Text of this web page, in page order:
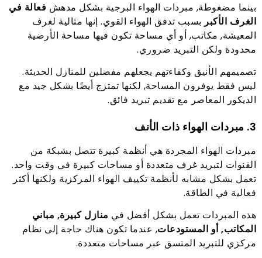
بينما مضغوطة, مبردات الهواء البرجية بشكل مدهش فعالة في
الغرف الأكبر بسبب تدفق الهواء القوي. إنها مثالية لغرف
المعيشة, مكاتب, أو أي مساحة تكون فيها مساحة الأرضية
محدودة ولكن التبريد ضروري.
تصميمهم الأنيق وكفاءتهم يجعلهم مفضلين للمنازل الحديثة.
ليس فقط يوفرون المساحة, لكنها تمتزج أيضًا بشكل جيد مع
الديكور المعاصر مع تقديم تبريد فائق.
3. مبردات الهواء ذات الأنف
مبردات الهواء المجردة هي أنظمة كبيرة تتصل بشبكة من
القنوات لتبريد غرف متعددة أو مساحات كبيرة في وقت واحد.
تعمل بشكل مشابه لأنظمة تكييف الهواء المركزية ولكنها أكثر
فعالية في الطاقة.
هذه المبردات تعمل بشكل أفضل في منازل كبيرة, مباني
المكاتب, أو المستودعات, عندما تكون هناك حاجة إلى نظام
مركزي للتبريد المتسق عبر مساحات متعددة.